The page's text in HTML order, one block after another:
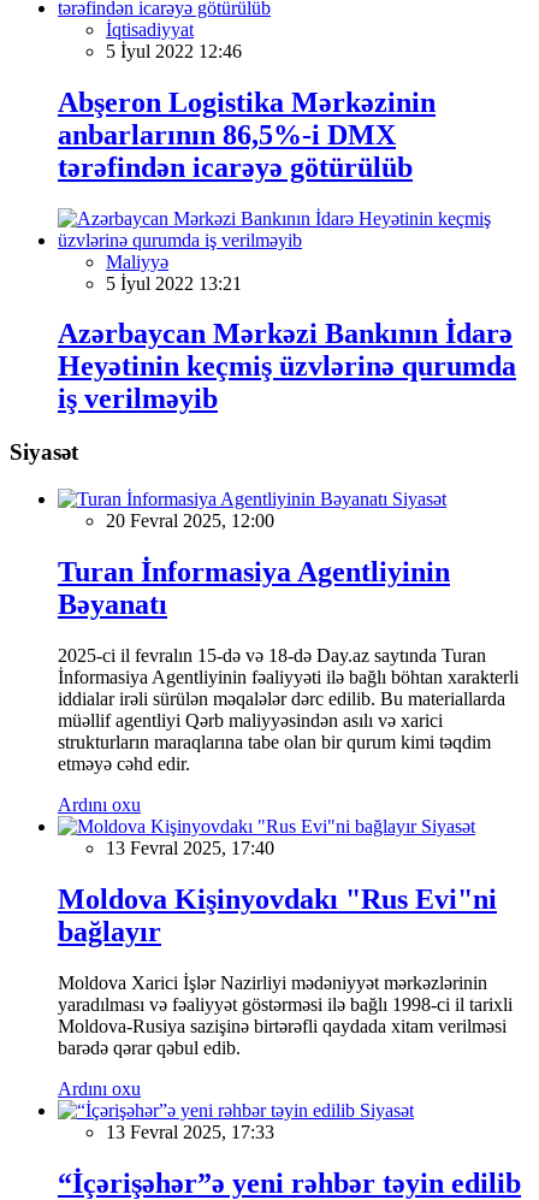
İqtisadiyyat
5 İyul 2022 12:46
Abşeron Logistika Mərkəzinin
anbarlarının 86,5%-i DMX
tərəfindən icarəyə götürülüb
Maliyyə
5 İyul 2022 13:21
Azərbaycan Mərkəzi Bankının İdarə
Heyətinin keçmiş üzvlərinə qurumda
iş verilməyib
Siyasət
Siyasət
20 Fevral 2025, 12:00
Turan İnformasiya Agentliyinin
Bəyanatı
2025-ci il fevralın 15-də və 18-də Day.az saytında Turan
İnformasiya Agentliyinin fəaliyyəti ilə bağlı böhtan xarakterli
iddialar irəli sürülən məqalələr dərc edilib. Bu materiallarda
müəllif agentliyi Qərb maliyyəsindən asılı və xarici
strukturların maraqlarına tabe olan bir qurum kimi təqdim
etməyə cəhd edir.
Ardını oxu
Siyasət
13 Fevral 2025, 17:40
Moldova Kişinyovdakı "Rus Evi"ni
bağlayır
Moldova Xarici İşlər Nazirliyi mədəniyyət mərkəzlərinin
yaradılması və fəaliyyət göstərməsi ilə bağlı 1998-ci il tarixli
Moldova-Rusiya sazişinə birtərəfli qaydada xitam verilməsi
barədə qərar qəbul edib.
Ardını oxu
Siyasət
13 Fevral 2025, 17:33
“İçərişəhər”ə yeni rəhbər təyin edilib